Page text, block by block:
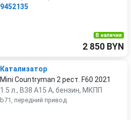
9452135
В наличии
2 850 BYN
Катализатор
Mini Countryman 2 рест. F60 2021
1.5 л., B38 A15 A, бензин, МКПП
b71, передний привод